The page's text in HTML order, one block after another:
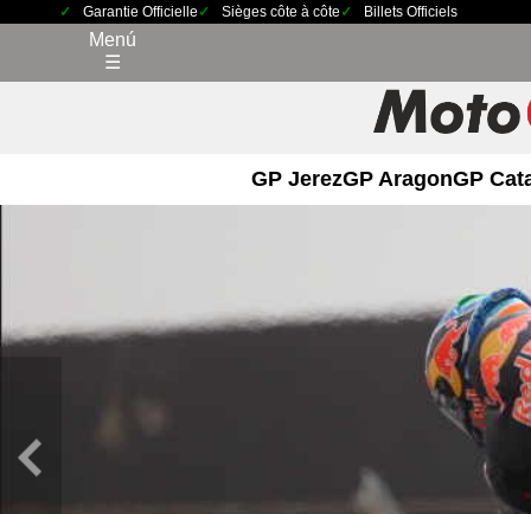
Garantie Officielle Sièges côte à côte Billets Officiels
Menú
☰
GP JerezGP AragonGP